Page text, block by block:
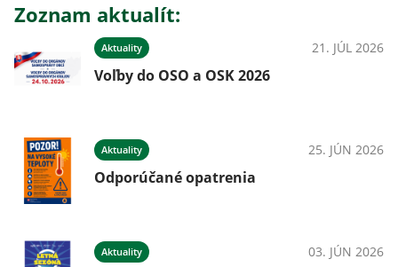
Zoznam aktualít:
Aktuality 21. JÚL 2026
Voľby do OSO a OSK 2026
Aktuality 25. JÚN 2026
Odporúčané opatrenia
Aktuality 03. JÚN 2026